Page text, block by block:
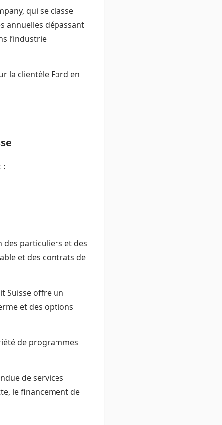
qui se classe
annuelles dépassant
l’industrie
la clientèle Ford en
:
des particuliers et des
et des contrats de
Suisse offre un
et des options
de programmes
de services
le financement de